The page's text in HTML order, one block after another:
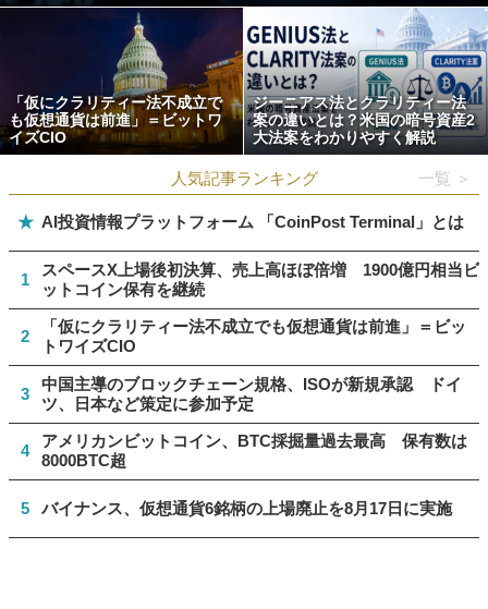
「仮にクラリティー法不成立で
も仮想通貨は前進」＝ビットワ
イズCIO
ジーニアス法とクラリティー法
案の違いとは？米国の暗号資産2
大法案をわかりやすく解説
人気記事ランキング 一覧 ＞
★ AI投資情報プラットフォーム 「CoinPost Terminal」とは
1
スペースX上場後初決算、売上高ほぼ倍増 1900億円相当ビ
ットコイン保有を継続
2
「仮にクラリティー法不成立でも仮想通貨は前進」＝ビッ
トワイズCIO
3
中国主導のブロックチェーン規格、ISOが新規承認 ドイ
ツ、日本など策定に参加予定
4
アメリカンビットコイン、BTC採掘量過去最高 保有数は
8000BTC超
5 バイナンス、仮想通貨6銘柄の上場廃止を8月17日に実施